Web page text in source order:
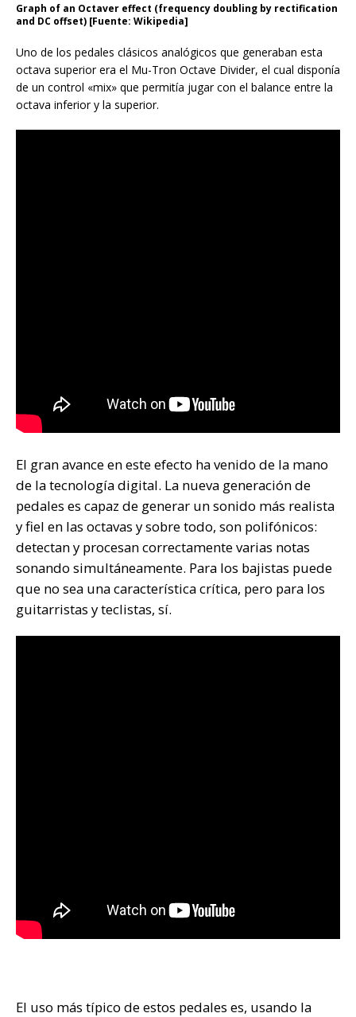
Graph of an Octaver effect (frequency doubling by rectification
and DC offset) [Fuente: Wikipedia]
Uno de los pedales clásicos analógicos que generaban esta
octava superior era el Mu-Tron Octave Divider, el cual disponía
de un control «mix» que permitía jugar con el balance entre la
octava inferior y la superior.
El gran avance en este efecto ha venido de la mano
de la tecnología digital. La nueva generación de
pedales es capaz de generar un sonido más realista
y fiel en las octavas y sobre todo, son polifónicos:
detectan y procesan correctamente varias notas
sonando simultáneamente. Para los bajistas puede
que no sea una característica crítica, pero para los
guitarristas y teclistas, sí.
El uso más típico de estos pedales es, usando la